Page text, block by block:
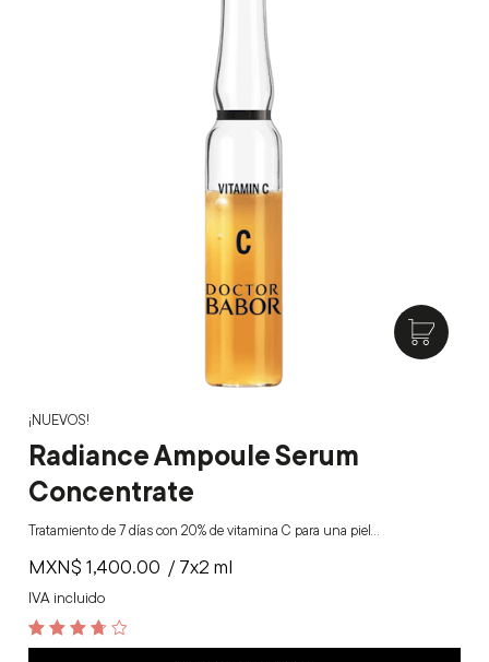
¡NUEVOS!
Radiance Ampoule Serum
Concentrate
Tratamiento de 7 días con 20% de vitamina C para una piel…
MXN$ 1,400.00
IVA incluido
/ 7x2 ml
3.8